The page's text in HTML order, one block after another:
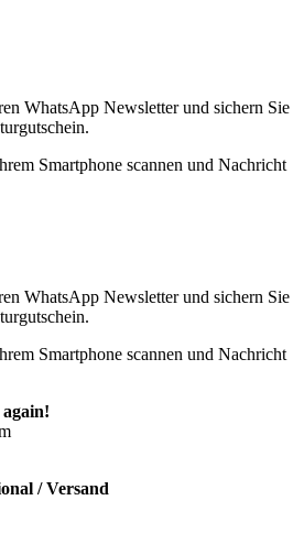
WhatsApp Newsletter und sichern Sie
Smartphone scannen und Nachricht
WhatsApp Newsletter und sichern Sie
Smartphone scannen und Nachricht
/ Versand